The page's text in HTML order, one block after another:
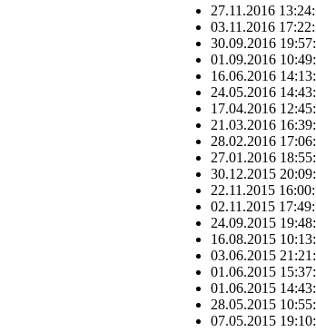
27.11.2016 13:24:
03.11.2016 17:22:
30.09.2016 19:57:
01.09.2016 10:49:
16.06.2016 14:13:
24.05.2016 14:43:
17.04.2016 12:45:
21.03.2016 16:39:
28.02.2016 17:06:
27.01.2016 18:55:
30.12.2015 20:09:
22.11.2015 16:00:
02.11.2015 17:49:
24.09.2015 19:48:
16.08.2015 10:13:
03.06.2015 21:21:
01.06.2015 15:37:
01.06.2015 14:43:
28.05.2015 10:55:
07.05.2015 19:10: